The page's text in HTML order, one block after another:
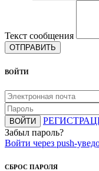
Текст сообщения
ОТПРАВИТЬ
ВОЙТИ
ВОЙТИ
Забыл пароль?
Войти через push-
СБРОС ПАРОЛЯ